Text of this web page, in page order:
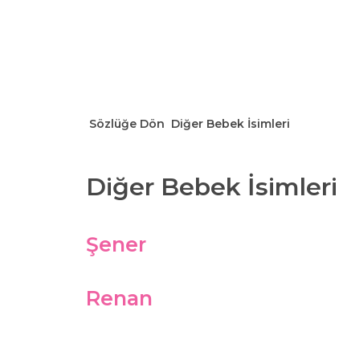
Sözlüğe Dön Diğer Bebek İsimleri
Diğer Bebek İsimleri
Şener
Renan